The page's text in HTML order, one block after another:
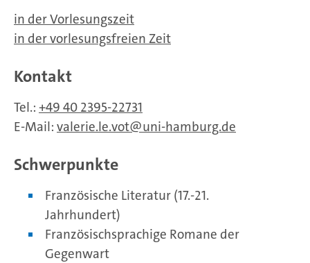
in der Vorlesungszeit
in der vorlesungsfreien Zeit
Kontakt
Tel.: +49 40 2395-22731
E-Mail: valerie.le.vot uni-hamburg.de
Schwerpunkte
Französische Literatur (17.-21.
Jahrhundert)
Französischsprachige Romane der
Gegenwart